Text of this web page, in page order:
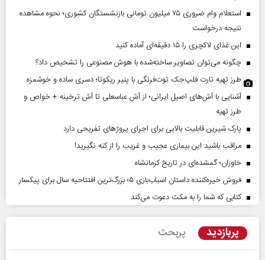
استعلام وام ضروری ۷۵ میلیون تومانی بازنشستگان کشوری؛ نحوه مشاهده
نتیجه درخواست
این غذای لاکچری را ۱۵ دقیقه‌ای آماده کنید
چگونه می‌توان تصاویر ساخته‌شده با هوش مصنوعی را تشخیص داد؟
طرز تهیه تارت فلپ‌جک توت‌فرنگی با پنیر ریکوتا؛ دسری ساده و خوشمزه
آشنایی با آش‌های اصیل ایرانی؛ از آش عباسعلی تا آش ترخینه + خواص و
طرز تهیه
پارک شیرین قابلیت‌ بالایی برای اجرای پروژهای تفریحی دارد
مراقب باشید این بیماری عجیب و غریب را از کنه نگیرید!
خاوران؛ گمشده‌ای در تاریخ کرمانشاه
فروش خیره‌کننده داستان اسباب‌بازی ۵؛ بزرگ‌ترین افتتاحیه سال برای پیکسار
کتابی که شما را به مکث دعوت می‌کند
پربازدید پربحث